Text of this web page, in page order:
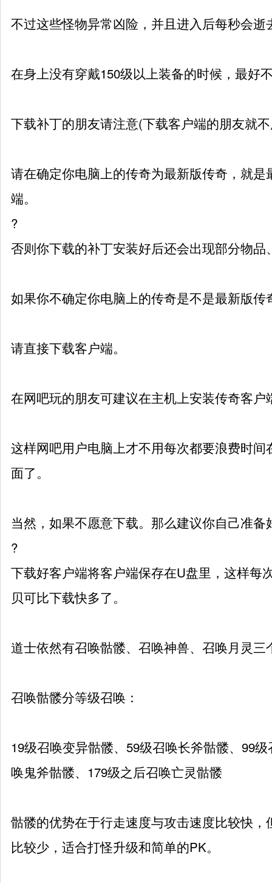
不过这些怪物异常凶险，并且进入后每秒会
在身上没有穿戴150级以上装备的时候，最好
下载补丁的朋友请注意(下载客户端的朋友就
请在确定你电脑上的传奇为最新版传奇，就
端。
?
否则你下载的补丁安装好后还会出现部分物
如果你不确定你电脑上的传奇是不是最新版传
请直接下载客户端。
在网吧玩的朋友可建议在主机上安装传奇客户
这样网吧用户电脑上才不用每次都要浪费时
面了。
当然，如果不愿意下载。那么建议你自己准备
?
下载好客户端将客户端保存在U盘里，这样每
贝可比下载快多了。
道士依然有召唤骷髅、召唤神兽、召唤月灵三
召唤骷髅分等级召唤：
19级召唤变异骷髅、59级召唤长斧骷髅、99
唤鬼斧骷髅、179级之后召唤亡灵骷髅
骷髅的优势在于行走速度与攻击速度比较快
比较少，适合打怪升级和简单的PK。